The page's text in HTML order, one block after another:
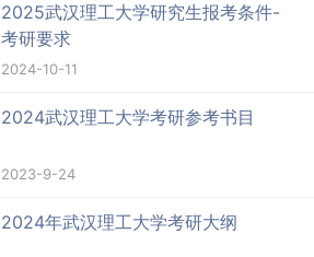
2025武汉理工大学研究生报考条件-
考研要求
2024-10-11
2024武汉理工大学考研参考书目
2023-9-24
2024年武汉理工大学考研大纲